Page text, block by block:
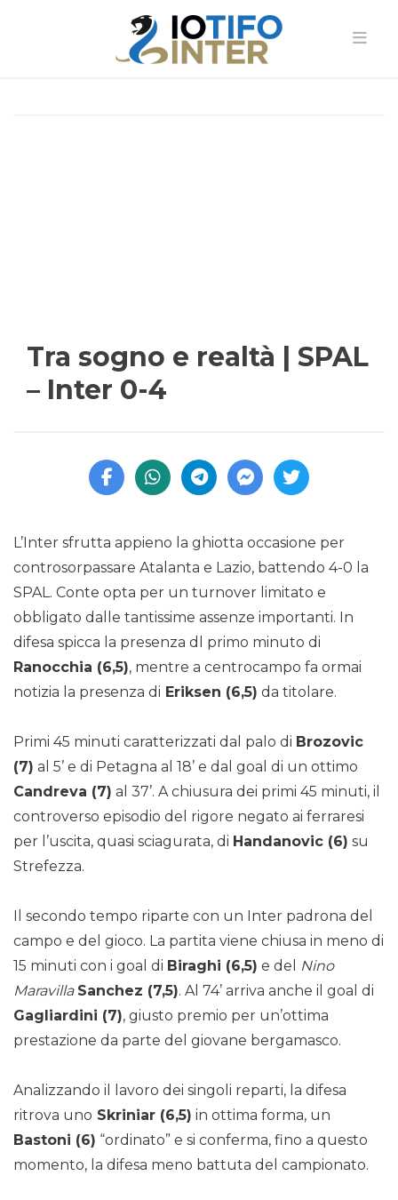
Tra sogno e realtà | SPAL
– Inter 0-4
L’Inter sfrutta appieno la ghiotta occasione per
controsorpassare Atalanta e Lazio, battendo 4-0 la
SPAL. Conte opta per un turnover limitato e
obbligato dalle tantissime assenze importanti. In
difesa spicca la presenza dl primo minuto di
Ranocchia (6,5), mentre a centrocampo fa ormai
notizia la presenza di Eriksen (6,5) da titolare.
Primi 45 minuti caratterizzati dal palo di Brozovic
(7) al 5’ e di Petagna al 18’ e dal goal di un ottimo
Candreva (7) al 37’. A chiusura dei primi 45 minuti, il
controverso episodio del rigore negato ai ferraresi
per l’uscita, quasi sciagurata, di Handanovic (6) su
Strefezza.
Il secondo tempo riparte con un Inter padrona del
campo e del gioco. La partita viene chiusa in meno di
15 minuti con i goal di Biraghi (6,5) e del
Nino
Maravilla Sanchez (7,5). Al 74’ arriva anche il goal di
Gagliardini (7), giusto premio per un’ottima
prestazione da parte del giovane bergamasco.
Analizzando il lavoro dei singoli reparti, la difesa
ritrova uno Skriniar (6,5) in ottima forma, un
Bastoni (6) “ordinato” e si conferma, fino a questo
momento, la difesa meno battuta del campionato.